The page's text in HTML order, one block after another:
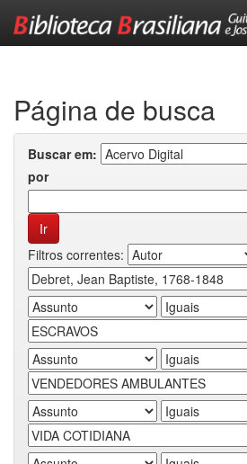
Página de busca
Buscar em:
por
Filtros correntes: